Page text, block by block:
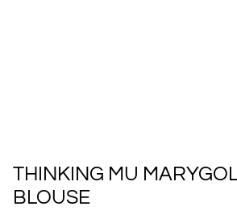
THINKING MU
BLOUSE